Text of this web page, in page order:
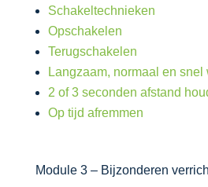
Schakeltechnieken
Opschakelen
Terugschakelen
Langzaam, normaal en snel
2 of 3 seconden afstand
Op tijd afremmen
Module 3 – Bijzonderen